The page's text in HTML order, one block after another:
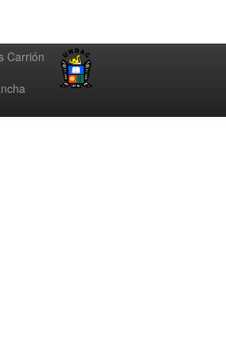
Carrión